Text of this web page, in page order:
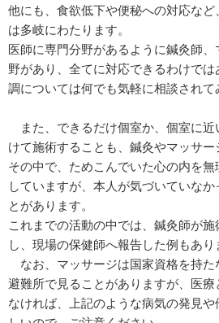
他にも、食欲低下や便秘への対応な
は多岐にわたります。
医師に専門分野があるように鍼灸師
野があり、全てに対応できるわけで
調については何でも気軽に相談されて
また、できるだけ個室か、個室に
けて施術することも、鍼灸やマッサー
その中で、ためこんでいた心の内を
していますが、本人が気づいていな
とがあります。
これまでの活動の中では、鍼灸師が
し、現場の保健師へ報告した例もあり
なお、マッサージは国家資格を持た
避難所で見ることがありますが、医
なければ、上記のような病気の発見